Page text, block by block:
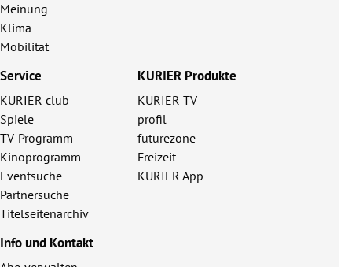
Meinung
Klima
Mobilität
Service
KURIER club
Spiele
TV-Programm
Kinoprogramm
Eventsuche
Partnersuche
Titelseitenarchiv
KURIER Produkte
KURIER TV
profil
futurezone
Freizeit
KURIER App
Info und Kontakt